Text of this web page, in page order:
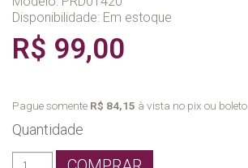
Disponibilidade: Em estoque
R$ 99,00
Pague somente R$ 84,15 à vista no pix ou boleto.
Quantidade